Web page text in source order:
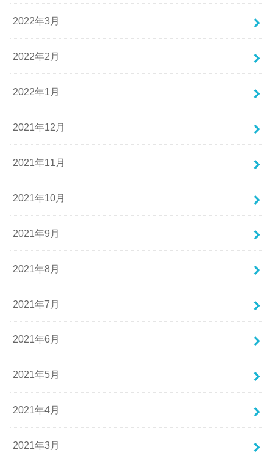
2022年3月
2022年2月
2022年1月
2021年12月
2021年11月
2021年10月
2021年9月
2021年8月
2021年7月
2021年6月
2021年5月
2021年4月
2021年3月